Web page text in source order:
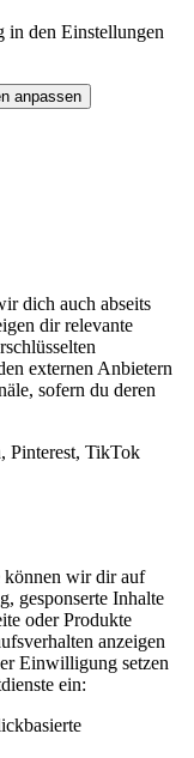
den Einstellungen
anpassen
dich auch abseits
dir relevante
externen Anbietern
sofern du deren
Pinterest, TikTok
können wir dir auf
gesponserte Inhalte
oder Produkte
anzeigen
Einwilligung setzen
ein: